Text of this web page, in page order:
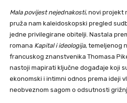
Mala povijest nejednakosti, novi projekt
pruža nam kaleidoskopski pregled
jedne privilegirane obitelji. Nastala
romana Kapital i ideologija, temeljenog
francuskog znanstvenika Thomasa
nastoji mapirati ključne događaje koji
ekonomski i intimni odnos prema ideji
neobveznom sagom o odsutnosti